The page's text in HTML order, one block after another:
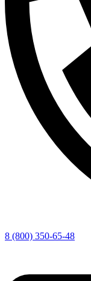
8 (800) 350-65-48